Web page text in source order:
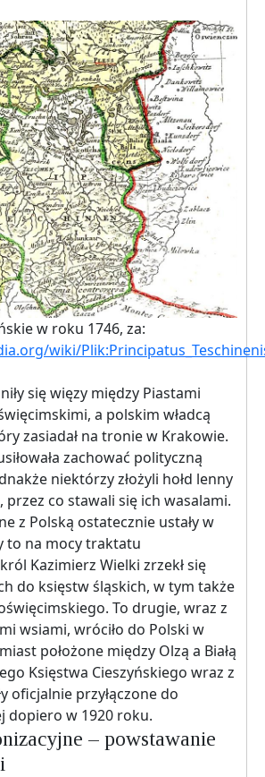
w roku 1746, za:
wiki/
się więzy między Piastami
a polskim władcą
zasiadał na tronie w Krakowie.
zachować polityczną
niektórzy złożyli hołd lenny
co stawali się ich wasalami.
z Polską ostatecznie ustały w
to na mocy traktatu
Kazimierz Wielki zrzekł się
do księstw śląskich, w tym także
To drugie, wraz z
wsiami, wróciło do Polski w
położone między Olzą a Białą
Księstwa Cieszyńskiego wraz z
oficjalnie przyłączone do
dopiero w 1920 roku.
– powstawanie